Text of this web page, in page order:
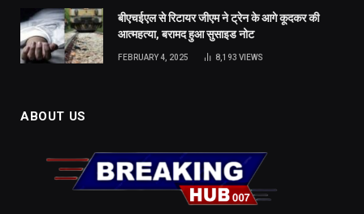
बीएचईएल से रिटायर जीएम ने ट्रेन के आगे कूदकर की
आत्महत्या, बरामद हुआ सुसाइड नोट
FEBRUARY 4, 2025 8,193 VIEWS
ABOUT US